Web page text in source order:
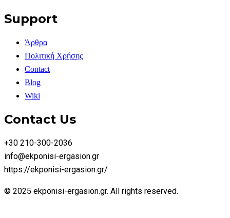
Support
Άρθρα
Πολιτική Χρήσης
Contact
Blog
Wiki
Contact Us
+30 210-300-2036
info@ekponisi-ergasion.gr
https://ekponisi-ergasion.gr/
© 2025 ekponisi-ergasion.gr. All rights reserved.